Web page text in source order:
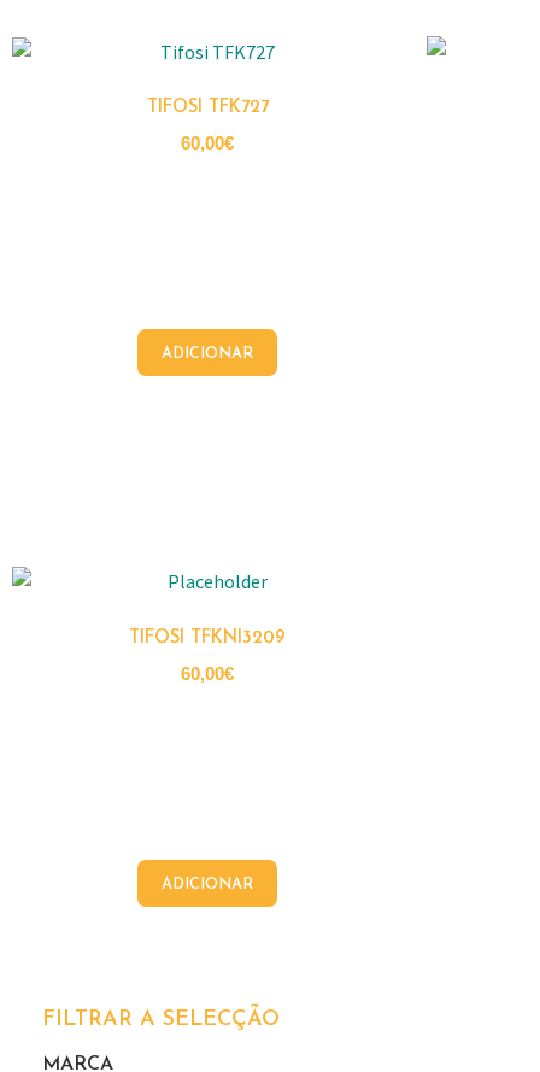
TIFOSI TFK727
60,00€
ADICIONAR
TIFOSI TFKNI3209
60,00€
ADICIONAR
FILTRAR A SELECÇÃO
MARCA